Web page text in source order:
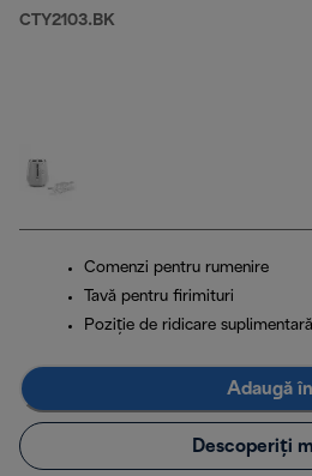
CTY2103.BK
Comenzi pentru rumenire
Tavă pentru firimituri
Poziţie de ridicare suplimentară
Adaugă
Descoperiți